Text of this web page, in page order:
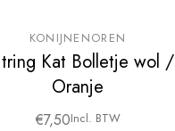
KONIJNENOREN
Kat Bolletje wol /
Oranje
€7,50Incl. BTW